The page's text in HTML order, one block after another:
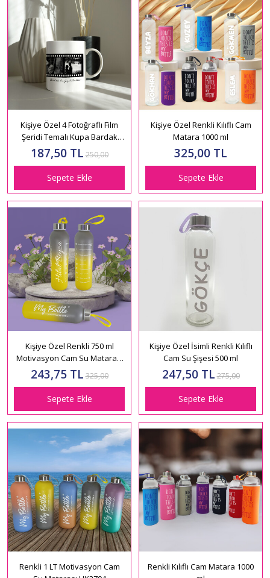
Kişiye Özel 4 Fotoğraflı Film
Şeridi Temalı Kupa Bardak
HK5002
187,50 TL 250,00
Sepete Ekle
Kişiye Özel Renkli Kılıflı Cam
Matara 1000 ml
325,00 TL
Sepete Ekle
Kişiye Özel Renkli 750 ml
Motivasyon Cam Su Matarası
HK2709
243,75 TL 325,00
Sepete Ekle
Kişiye Özel İsimli Renkli Kılıflı
Cam Su Şişesi 500 ml
247,50 TL 275,00
Sepete Ekle
Renkli 1 LT Motivasyon Cam
Renkli Kılıflı Cam Matara 1000